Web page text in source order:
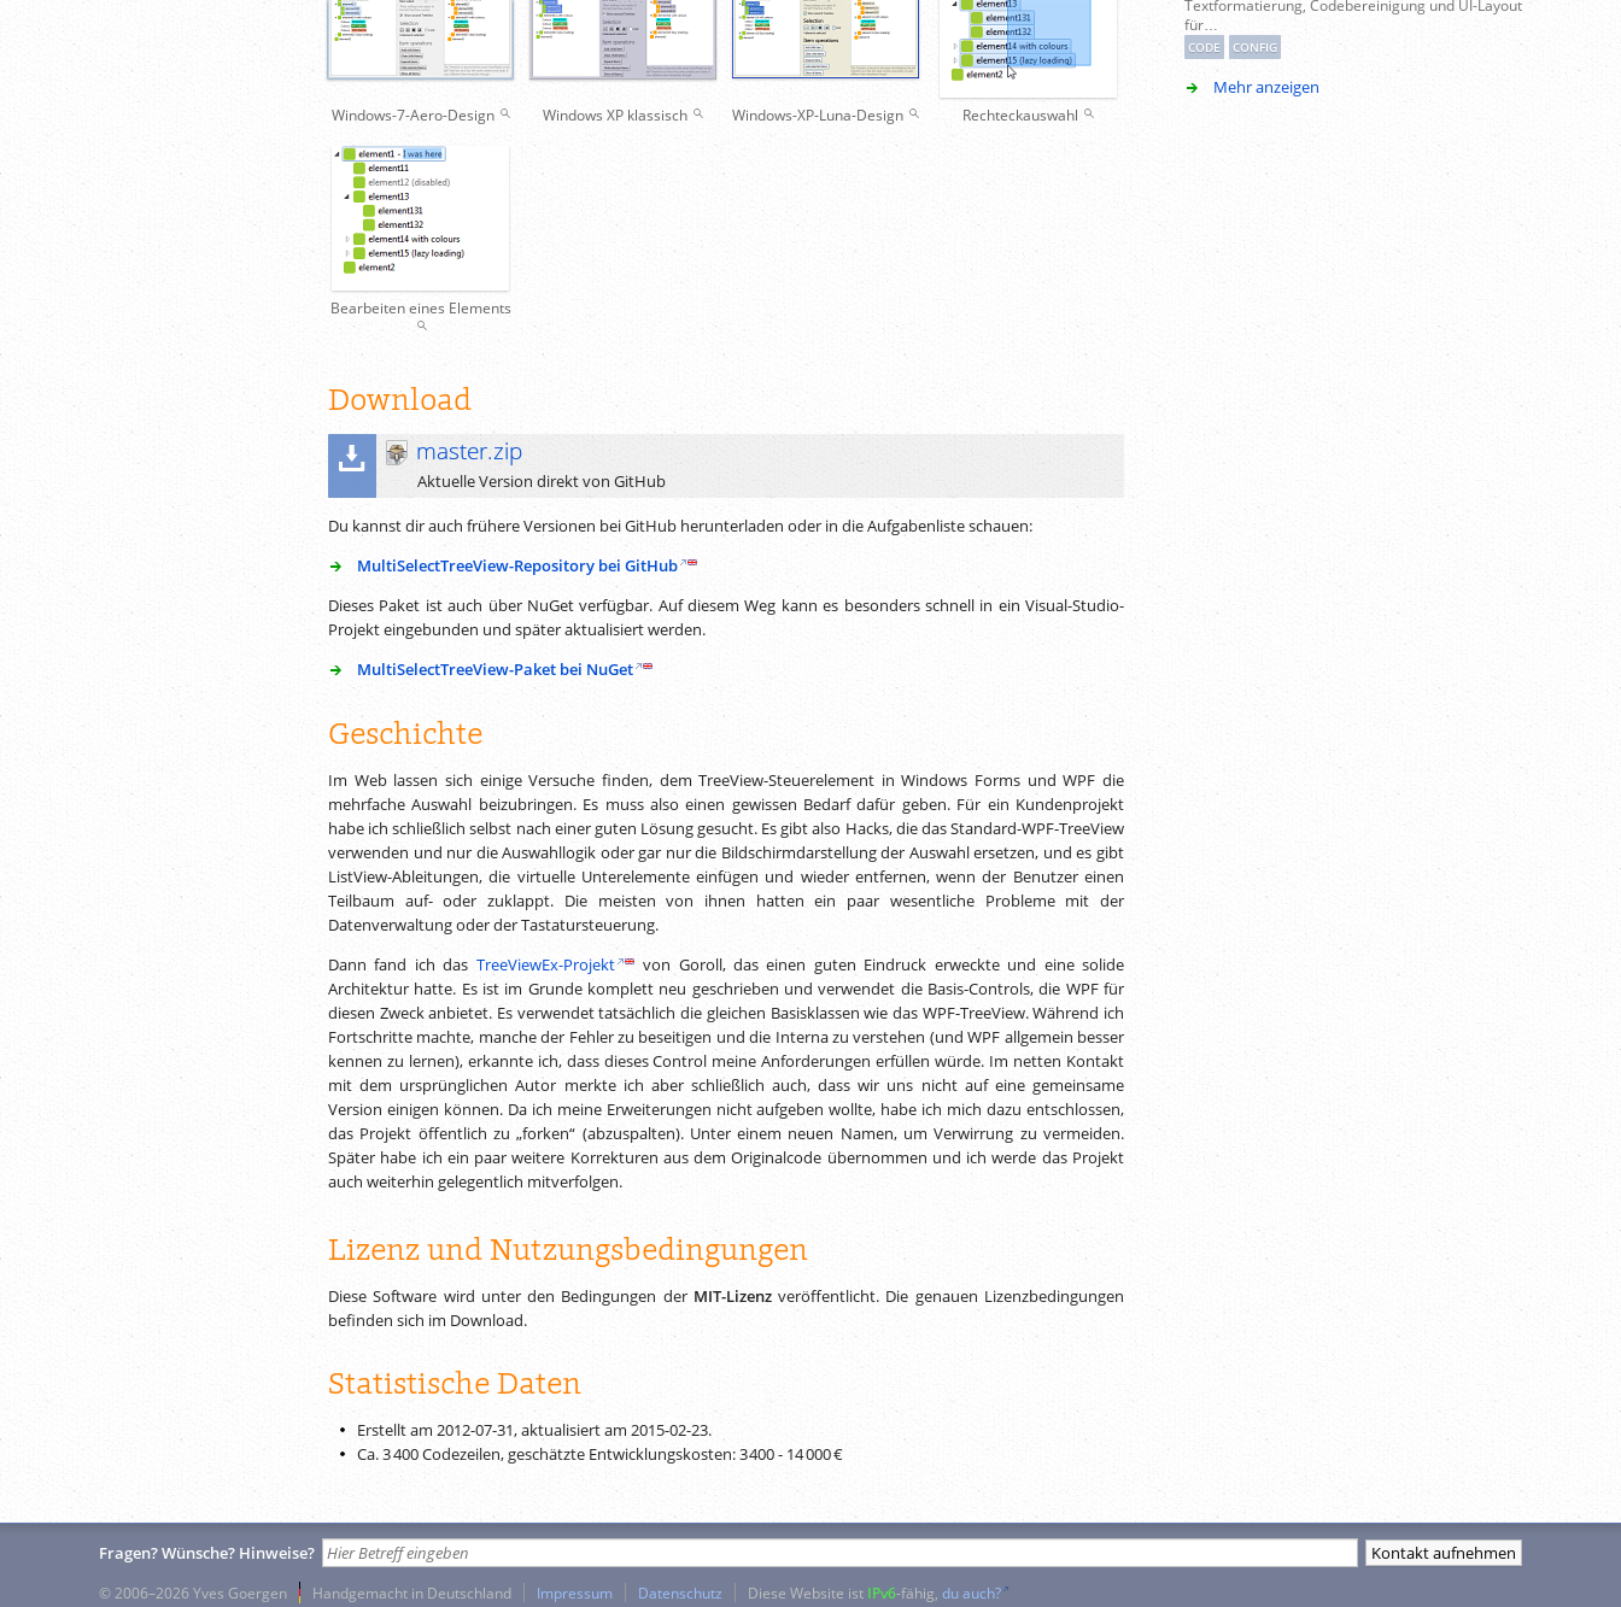
Textformatierung, Codebereinigung und UI-Layout
für…
CODE CONFIG
Mehr anzeigen
Windows-7-Aero-Design Windows XP klassisch Windows-XP-Luna-Design Rechteckauswahl
Bearbeiten eines Elements
Download
master.zip
Aktuelle Version direkt von GitHub
Du kannst dir auch frühere Versionen bei GitHub herunterladen oder in die Aufgabenliste schauen:
MultiSelectTreeView-Repository bei GitHub
Dieses Paket ist auch über NuGet verfügbar. Auf diesem Weg kann es besonders schnell in ein Visual-Studio-
Projekt eingebunden und später aktualisiert werden.
MultiSelectTreeView-Paket bei NuGet
Geschichte
Im Web lassen sich einige Versuche finden, dem TreeView-Steuerelement in Windows Forms und WPF die
mehrfache Auswahl beizubringen. Es muss also einen gewissen Bedarf dafür geben. Für ein Kundenprojekt
habe ich schließlich selbst nach einer guten Lösung gesucht. Es gibt also Hacks, die das Standard-WPF-TreeView
verwenden und nur die Auswahllogik oder gar nur die Bildschirmdarstellung der Auswahl ersetzen, und es gibt
ListView-Ableitungen, die virtuelle Unterelemente einfügen und wieder entfernen, wenn der Benutzer einen
Teilbaum auf- oder zuklappt. Die meisten von ihnen hatten ein paar wesentliche Probleme mit der
Datenverwaltung oder der Tastatursteuerung.
Dann fand ich das TreeViewEx-Projekt
von Goroll, das einen guten Eindruck erweckte und eine solide
Architektur hatte. Es ist im Grunde komplett neu geschrieben und verwendet die Basis-Controls, die WPF für
diesen Zweck anbietet. Es verwendet tatsächlich die gleichen Basisklassen wie das WPF-TreeView. Während ich
Fortschritte machte, manche der Fehler zu beseitigen und die Interna zu verstehen (und WPF allgemein besser
kennen zu lernen), erkannte ich, dass dieses Control meine Anforderungen erfüllen würde. Im netten Kontakt
mit dem ursprünglichen Autor merkte ich aber schließlich auch, dass wir uns nicht auf eine gemeinsame
Version einigen können. Da ich meine Erweiterungen nicht aufgeben wollte, habe ich mich dazu entschlossen,
das Projekt öffentlich zu „forken“ (abzuspalten). Unter einem neuen Namen, um Verwirrung zu vermeiden.
Später habe ich ein paar weitere Korrekturen aus dem Originalcode übernommen und ich werde das Projekt
auch weiterhin gelegentlich mitverfolgen.
Lizenz und Nutzungsbedingungen
Diese Software wird unter den Bedingungen der MIT-Lizenzveröffentlicht. Die genauen Lizenzbedingungen
befinden sich im Download.
Statistische Daten
Erstellt am 2012-07-31, aktualisiert am 2015-02-23.
Ca.3 400Codezeilen, geschätzte Ent­wick­lungs­kos­ten:3 400- 14 000 €
Fragen? Wünsche? Hinweise?
© 2006–2026 Yves Goergen Handgemacht in Deutschland Impressum Datenschutz Diese Website ist IPv6-fähig, du auch?